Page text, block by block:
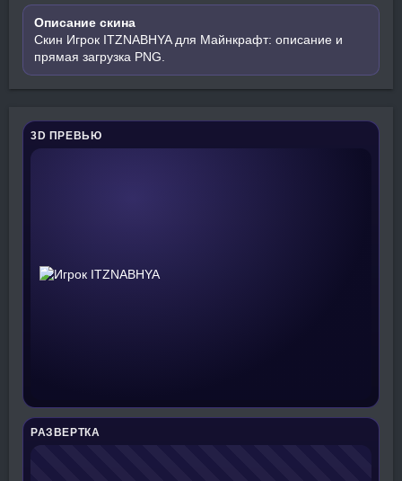
Описание скина
Скин Игрок ITZNABHYA для Майнкрафт: описание и
прямая загрузка PNG.
3D ПРЕВЬЮ
РАЗВЕРТКА